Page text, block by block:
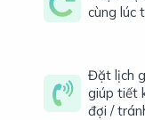
cùng lúc
Đặt lịch
giúp tiết
đợi /